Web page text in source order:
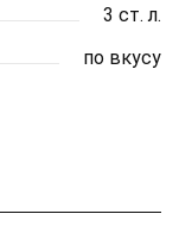
3 ст. л.
по вкусу